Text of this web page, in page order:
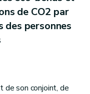
de CO2 par
des personnes
de son conjoint, de